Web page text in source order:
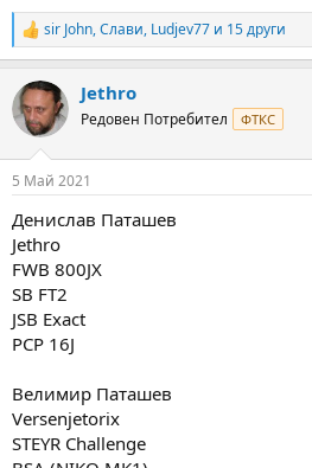
R
e
c
t
i
s
sir John,Слави, Ludjev77 и 15 други
Jethro
Редовен Потребител ФТКС
5 Май 2021
Денислав Паташев
Jethro
FWB 800JX
SB FT2
JSB Exact
PCP 16J
Велимир Паташев
Versenjetorix
STEYR Challenge